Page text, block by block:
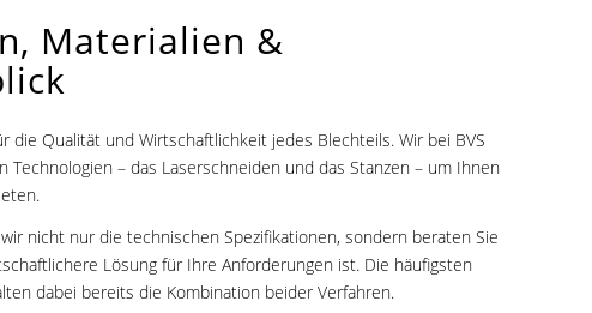
Materialien &
Qualität und Wirtschaftlichkeit jedes Blechteils. Wir bei BVS
– das Laserschneiden und das Stanzen – um Ihnen
nicht nur die technischen Spezifikationen, sondern beraten Sie
Lösung für Ihre Anforderungen ist. Die häufigsten
dabei bereits die Kombination beider Verfahren.